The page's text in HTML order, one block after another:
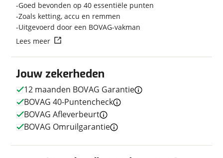
Techniek
Aantal versnellingen
Motorinhoud
1.157 cc
Aantal cilinders
4
Vermogen
Jouw zekerheden
12 maanden BOVAG Garantie
BOVAG 40-Puntencheck
BOVAG Afleverbeurt
BOVAG Omruilgarantie
Goed bevonden op 40 essentiële punten
Zoals ketting, accu en remmen
Uitgevoerd door een BOVAG-vakman
Lees meer